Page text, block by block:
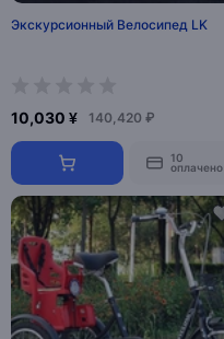
Экскурсионный Велосипед LK
10,030 ¥ 140,420 ₽
10
оплачено